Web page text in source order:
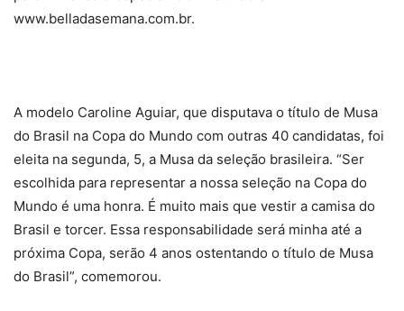
www.belladasemana.com.br.
A modelo Caroline Aguiar, que disputava o título de Musa
do Brasil na Copa do Mundo com outras 40 candidatas, foi
eleita na segunda, 5, a Musa da seleção brasileira. “Ser
escolhida para representar a nossa seleção na Copa do
Mundo é uma honra. É muito mais que vestir a camisa do
Brasil e torcer. Essa responsabilidade será minha até a
próxima Copa, serão 4 anos ostentando o título de Musa
do Brasil”, comemorou.